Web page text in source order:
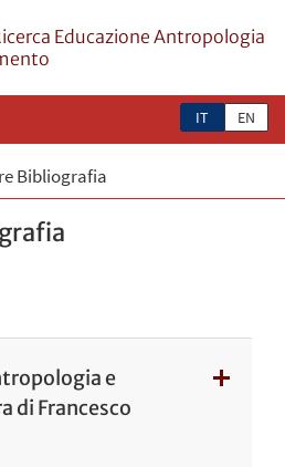
Educazione Antropologia
IT EN
Bibliografia
e
di Francesco